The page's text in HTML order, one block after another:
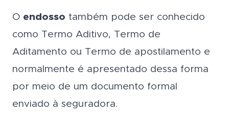
O endosso também pode ser conhecido
como Termo Aditivo, Termo de
Aditamento ou Termo de apostilamento e
normalmente é apresentado dessa forma
por meio de um documento formal
enviado à seguradora.